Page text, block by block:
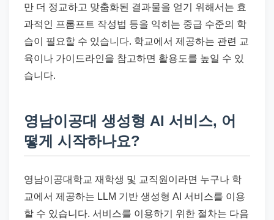
만 더 정교하고 맞춤화된 결과물을 얻기 위해서는 효
과적인 프롬프트 작성법 등을 익히는 중급 수준의 학
습이 필요할 수 있습니다. 학교에서 제공하는 관련 교
육이나 가이드라인을 참고하면 활용도를 높일 수 있
습니다.
영남이공대 생성형 AI 서비스, 어
떻게 시작하나요?
영남이공대학교 재학생 및 교직원이라면 누구나 학
교에서 제공하는 LLM 기반 생성형 AI 서비스를 이용
할 수 있습니다. 서비스를 이용하기 위한 절차는 다음